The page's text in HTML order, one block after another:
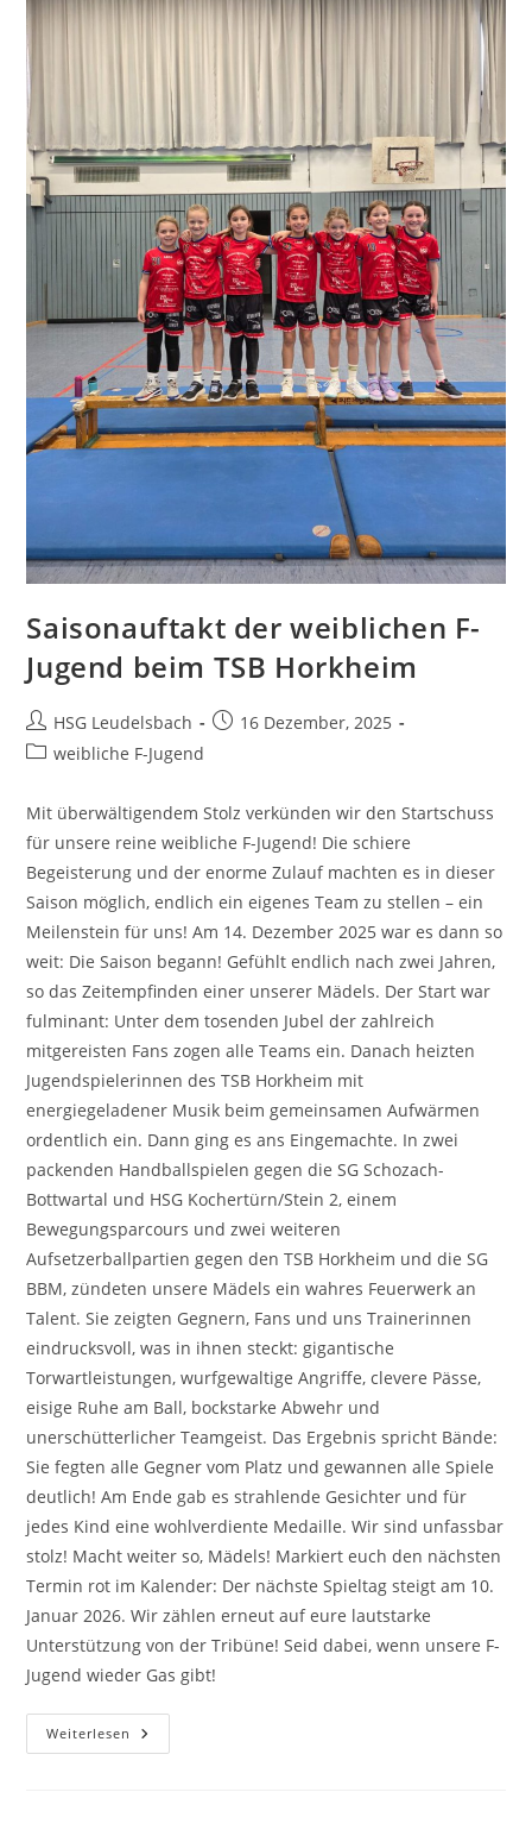
Saisonauftakt der weiblichen F-
Jugend beim TSB Horkheim
Beitrags-
Autor:
HSG Leudelsbach
Beitrag16 Dezember, 2025
Beitrags-
weibliche F-Jugend
Mit überwältigendem Stolz verkünden wir den Startschuss
für unsere reine weibliche F-Jugend! Die schiere
Begeisterung und der enorme Zulauf machten es in dieser
Saison möglich, endlich ein eigenes Team zu stellen – ein
Meilenstein für uns! Am 14. Dezember 2025 war es dann so
weit: Die Saison begann! Gefühlt endlich nach zwei Jahren,
so das Zeitempfinden einer unserer Mädels. Der Start war
fulminant: Unter dem tosenden Jubel der zahlreich
mitgereisten Fans zogen alle Teams ein. Danach heizten
Jugendspielerinnen des TSB Horkheim mit
energiegeladener Musik beim gemeinsamen Aufwärmen
ordentlich ein. Dann ging es ans Eingemachte. In zwei
packenden Handballspielen gegen die SG Schozach-
Bottwartal und HSG Kochertürn/Stein 2, einem
Bewegungsparcours und zwei weiteren
Aufsetzerballpartien gegen den TSB Horkheim und die SG
BBM, zündeten unsere Mädels ein wahres Feuerwerk an
Talent. Sie zeigten Gegnern, Fans und uns Trainerinnen
eindrucksvoll, was in ihnen steckt: gigantische
Torwartleistungen, wurfgewaltige Angriffe, clevere Pässe,
eisige Ruhe am Ball, bockstarke Abwehr und
unerschütterlicher Teamgeist. Das Ergebnis spricht Bände:
Sie fegten alle Gegner vom Platz und gewannen alle Spiele
deutlich! Am Ende gab es strahlende Gesichter und für
jedes Kind eine wohlverdiente Medaille. Wir sind unfassbar
stolz! Macht weiter so, Mädels! Markiert euch den nächsten
Termin rot im Kalender: Der nächste Spieltag steigt am 10.
Januar 2026. Wir zählen erneut auf eure lautstarke
Unterstützung von der Tribüne! Seid dabei, wenn unsere F-
Jugend wieder Gas gibt!
Weiterlesen Saisonauftakt
Der